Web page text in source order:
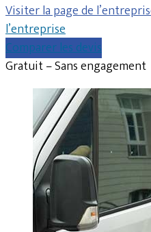
Visiter la page de
l’entreprise
Comparer les devis
Gratuit – Sans engagement